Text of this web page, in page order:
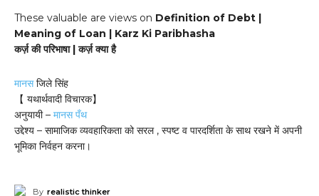
These valuable are views on Definition of Debt |
Meaning of Loan | Karz Ki Paribhasha
कर्ज़ की परिभाषा | कर्ज़ क्या है
मानसजिले सिंह
【 यथार्थवादी विचारक】
अनुयायी – मानस पँथ
उद्देश्य – सामाजिक व्यवहारिकता को सरल , स्पष्ट व पारदर्शिता के साथ रखने में अपनी
भूमिका निर्वहन करना।
By realistic thinker